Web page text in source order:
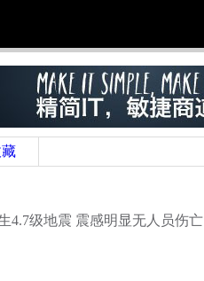
级地震 震感明显无人员伤亡